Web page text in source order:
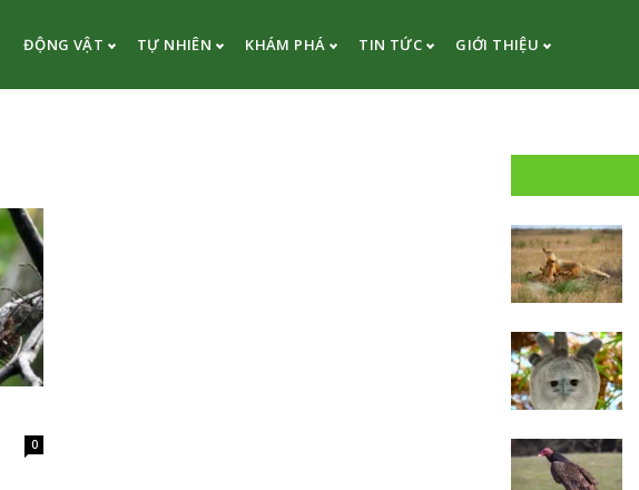
ĐỘNG VẬT TỰ NHIÊN KHÁM PHÁ TIN TỨC GIỚI THIỆU
0